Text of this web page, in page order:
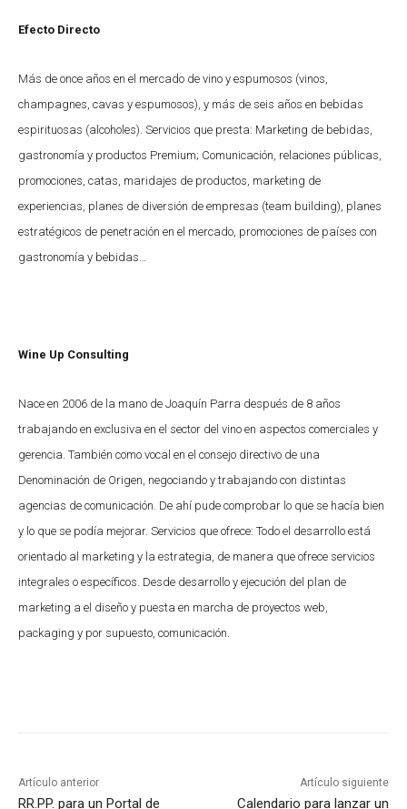
Efecto Directo
Más de once años en el mercado de vino y espumosos (vinos,
champagnes, cavas y espumosos), y más de seis años en bebidas
espirituosas (alcoholes). Servicios que presta: Marketing de bebidas,
gastronomía y productos Premium; Comunicación, relaciones públicas,
promociones, catas, maridajes de productos, marketing de
experiencias, planes de diversión de empresas (team building), planes
estratégicos de penetración en el mercado, promociones de países con
gastronomía y bebidas…
Wine Up Consulting
Nace en 2006 de la mano de Joaquín Parra después de 8 años
trabajando en exclusiva en el sector del vino en aspectos comerciales y
gerencia. También como vocal en el consejo directivo de una
Denominación de Origen, negociando y trabajando con distintas
agencias de comunicación. De ahí pude comprobar lo que se hacía bien
y lo que se podía mejorar. Servicios que ofrece: Todo el desarrollo está
orientado al marketing y la estrategia, de manera que ofrece servicios
integrales o específicos. Desde desarrollo y ejecución del plan de
marketing a el diseño y puesta en marcha de proyectos web,
packaging y por supuesto, comunicación.
Artículo anterior
RR.PP. para un Portal de
Artículo siguiente
Calendario para lanzar un